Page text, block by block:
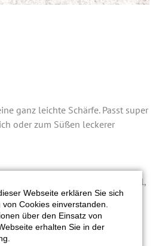
ganz leichte Schärfe. Passt super
oder zum Süßen leckerer
1:3 Gelierzucker, Geliermittel,
Webseite erklären Sie sich
von Cookies einverstanden.
über den Einsatz von
erhalten Sie in der